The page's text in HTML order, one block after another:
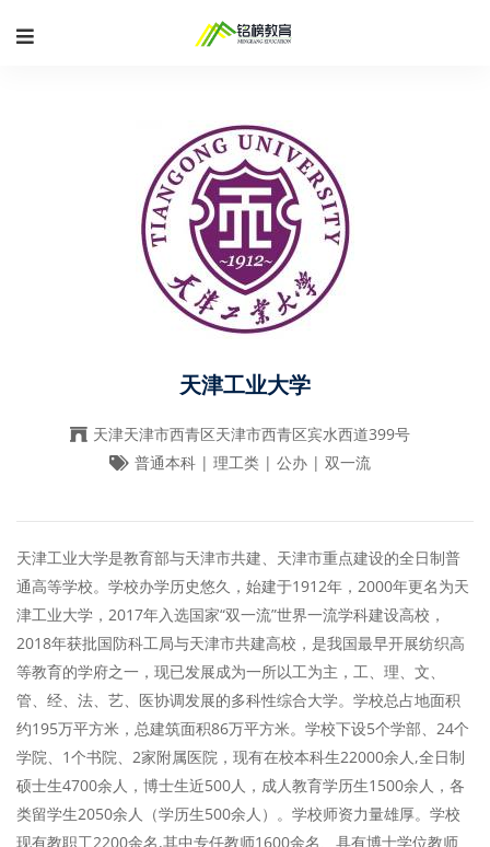
天津工业大学
天津天津市西青区天津市西青区宾水西道399号
普通本科 | 理工类 | 公办 | 双一流
天津工业大学是教育部与天津市共建、天津市重点建设的全日制普
通高等学校。学校办学历史悠久，始建于1912年，2000年更名为天
津工业大学，2017年入选国家“双一流”世界一流学科建设高校，
2018年获批国防科工局与天津市共建高校，是我国最早开展纺织高
等教育的学府之一，现已发展成为一所以工为主，工、理、文、
管、经、法、艺、医协调发展的多科性综合大学。学校总占地面积
约195万平方米，总建筑面积86万平方米。学校下设5个学部、24个
学院、1个书院、2家附属医院，现有在校本科生22000余人,全日制
硕士生4700余人，博士生近500人，成人教育学历生1500余人，各
类留学生2050余人（学历生500余人）。学校师资力量雄厚。学校
现有教职工2200余名,其中专任教师1600余名、具有博士学位教师